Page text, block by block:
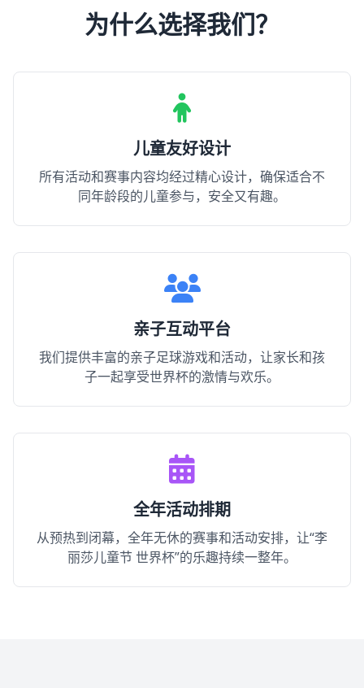
为什么选择我们？
儿童友好设计
所有活动和赛事内容均经过精心设计，确保适合不
同年龄段的儿童参与，安全又有趣。
亲子互动平台
我们提供丰富的亲子足球游戏和活动，让家长和孩
子一起享受世界杯的激情与欢乐。
全年活动排期
从预热到闭幕，全年无休的赛事和活动安排，让“李
丽莎儿童节 世界杯”的乐趣持续一整年。